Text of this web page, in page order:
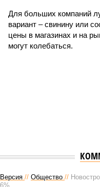
Для больших компаний
вариант – свинину или
цены в магазинах и на
могут колебаться.
Версия // Общество //
6%